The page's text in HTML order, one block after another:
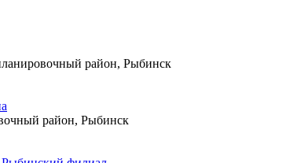
район, Рыбинск
район, Рыбинск